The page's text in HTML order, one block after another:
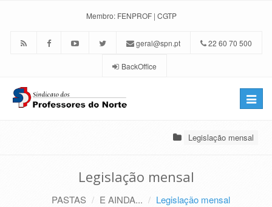
Membro: FENPROF | CGTP
geral@spn.pt 22 60 70 500
BackOffice
Toggle
Legislação mensal
Legislação mensal
PASTAS E AINDA... Legislação mensal